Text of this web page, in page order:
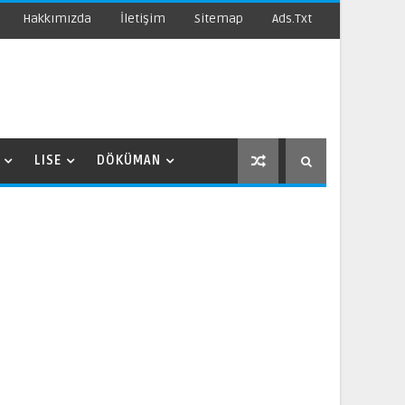
Hakkımızda İletişim Sitemap Ads.txt
LISE DÖKÜMAN